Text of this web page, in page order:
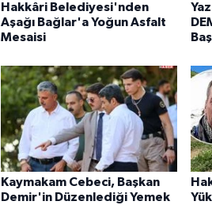
Hakkâri Belediyesi'nden
Aşağı Bağlar'a Yoğun Asfalt
Mesaisi
Kaymakam Cebeci, Başkan
Demir'in Düzenlediği Yemek